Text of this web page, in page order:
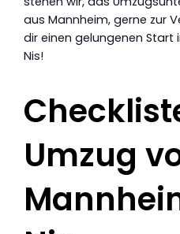
aus Mannheim, gerne zur
dir einen gelungenen Start
Nis!
Umzug